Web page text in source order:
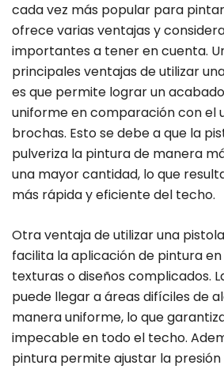
cada vez más popular para
ofrece varias ventajas y
importantes a tener en cuenta.
principales ventajas de utilizar
es que permite lograr un
uniforme en comparación con el
brochas. Esto se debe a que la
pulveriza la pintura de manera
una mayor cantidad, lo que
más rápida y eficiente del techo.
Otra ventaja de utilizar una
facilita la aplicación de pintura
texturas o diseños complicados.
puede llegar a áreas difíciles de
manera uniforme, lo que
impecable en todo el techo.
pintura permite ajustar la